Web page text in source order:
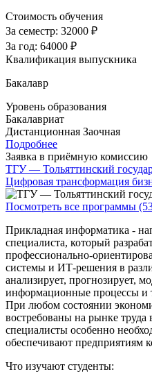
Стоимость обучения
За семестр: 32000 ₽
За год: 64000 ₽
Квалификация выпускника
Бакалавр
Уровень образования
Бакалавриат
Дистанционная Заочная
Подробнее
Заявка в приёмную комиссию
ТГУ — Тольяттинский
Цифровая трансформация
Посмотреть все программы
Прикладная информатика -
специалиста, который
профессионально-
системы и ИТ-решения в
анализирует, прогнозирует,
информационные процессы и
При любом состоянии
востребованы на рынке труда
специалисты особенно
обеспечивают предприятиям
Что изучают студенты: